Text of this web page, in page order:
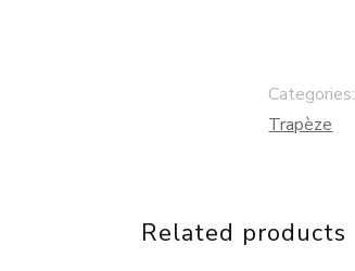
Categories:
Trapèze
Related products